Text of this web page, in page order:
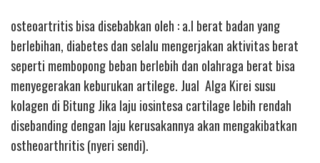
osteoartritis bisa disebabkan oleh : a.l berat badan yang
berlebihan, diabetes dan selalu mengerjakan aktivitas berat
seperti membopong beban berlebih dan olahraga berat bisa
menyegerakan keburukan artilege. Jual Alga Kirei susu
kolagen di Bitung Jika laju iosintesa cartilage lebih rendah
disebanding dengan laju kerusakannya akan mengakibatkan
ostheoarthritis (nyeri sendi).